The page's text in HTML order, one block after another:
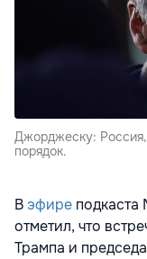
Джорджеску:
порядок.
Вэфире
отметил, что
Трампа и